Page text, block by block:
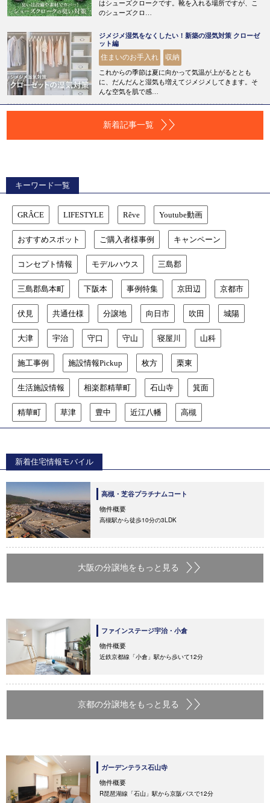
はシューズクロークです。靴を入れる場所ですが、こ
のシューズクロ…
ジメジメ湿気をなくしたい！新築の湿気対策 クローゼ
ット編
住まいのお手入れ 収納
これからの季節は夏に向かって気温が上がるととも
に、だんだんと湿気も増えてジメジメしてきます。そ
んな空気を肌で感…
新着記事一覧
キーワード一覧
GRÂCE LIFESTYLE Rêve Youtube動画
おすすめスポット ご購入者様事例 キャンペーン
コンセプト情報 モデルハウス 三島郡
三島郡島本町 下阪本 事例特集 京田辺 京都市
伏見 共通仕様 分譲地 向日市 吹田 城陽
大津 宇治 守口 守山 寝屋川 山科
施工事例 施設情報Pickup 枚方 栗東
生活施設情報 相楽郡精華町 石山寺 箕面
精華町 草津 豊中 近江八幡 高槻
新着住宅情報モバイル
高槻・芝谷プラチナムコート
物件概要
高槻駅から徒歩10分の3LDK
大阪の分譲地をもっと見る
ファインステージ宇治・小倉
物件概要
近鉄京都線「小倉」駅から歩いて12分
京都の分譲地をもっと見る
ガーデンテラス石山寺
物件概要
R琵琶湖線「石山」駅から京阪バスで12分